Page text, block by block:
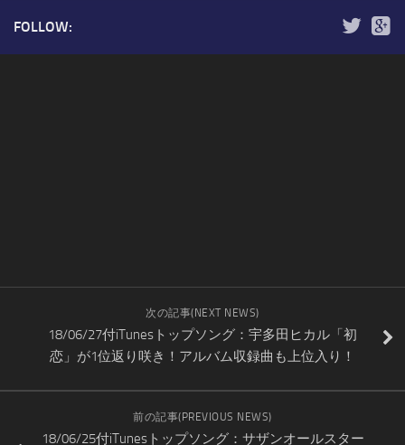
FOLLOW:
次の記事(NEXT NEWS)
18/06/27付iTunesトップソング：宇多田ヒカル「初
恋」が1位返り咲き！アルバム収録曲も上位入り！
前の記事(PREVIOUS NEWS)
18/06/25付iTunesトップソング：サザンオールスター